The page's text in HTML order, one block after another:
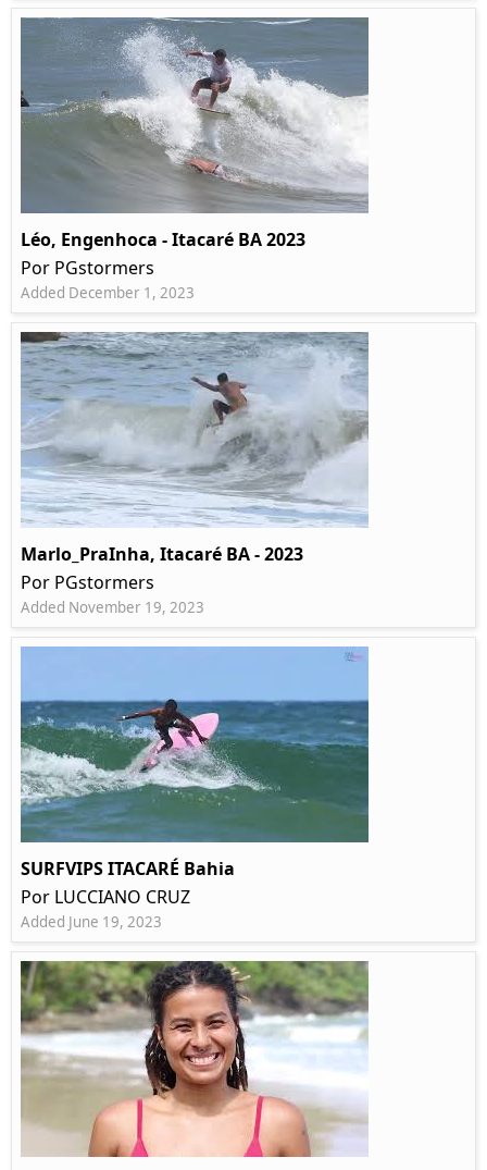
Léo, Engenhoca - Itacaré BA 2023
Por PGstormers
Added December 1, 2023
Marlo_PraInha, Itacaré BA - 2023
Por PGstormers
Added November 19, 2023
SURFVIPS ITACARÉ Bahia
Por LUCCIANO CRUZ
Added June 19, 2023